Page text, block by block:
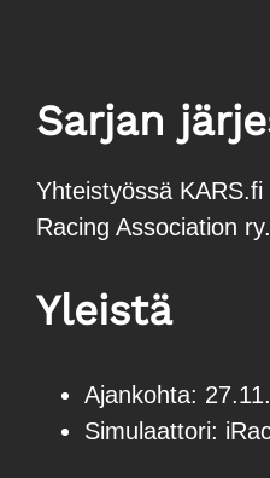
Sarjan
Yhteistyössä
Racing Association ry.
Yleistä
Ajankohta:
Simulaattori: